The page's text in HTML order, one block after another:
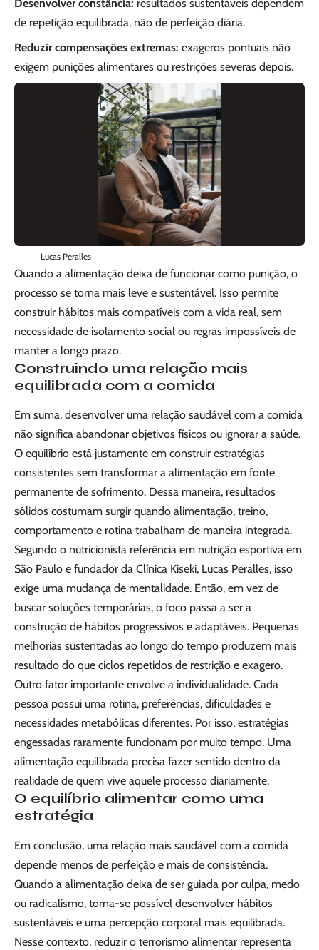
Desenvolver constância: resultados sustentáveis dependem
de repetição equilibrada, não de perfeição diária.
Reduzir compensações extremas: exageros pontuais não
exigem punições alimentares ou restrições severas depois.
Lucas Peralles
Quando a alimentação deixa de funcionar como punição, o
processo se torna mais leve e sustentável. Isso permite
construir hábitos mais compatíveis com a vida real, sem
necessidade de isolamento social ou regras impossíveis de
manter a longo prazo.
Construindo uma relação mais
equilibrada com a comida
Em suma, desenvolver uma relação saudável com a comida
não significa abandonar objetivos físicos ou ignorar a saúde.
O equilíbrio está justamente em construir estratégias
consistentes sem transformar a alimentação em fonte
permanente de sofrimento. Dessa maneira, resultados
sólidos costumam surgir quando alimentação, treino,
comportamento e rotina trabalham de maneira integrada.
Segundo o nutricionista referência em nutrição esportiva em
São Paulo e fundador da Clínica Kiseki, Lucas Peralles, isso
exige uma mudança de mentalidade. Então, em vez de
buscar soluções temporárias, o foco passa a ser a
construção de hábitos progressivos e adaptáveis. Pequenas
melhorias sustentadas ao longo do tempo produzem mais
resultado do que ciclos repetidos de restrição e exagero.
Outro fator importante envolve a individualidade. Cada
pessoa possui uma rotina, preferências, dificuldades e
necessidades metabólicas diferentes. Por isso, estratégias
engessadas raramente funcionam por muito tempo. Uma
alimentação equilibrada precisa fazer sentido dentro da
realidade de quem vive aquele processo diariamente.
O equilíbrio alimentar como uma
estratégia
Em conclusão, uma relação mais saudável com a comida
depende menos de perfeição e mais de consistência.
Quando a alimentação deixa de ser guiada por culpa, medo
ou radicalismo, torna-se possível desenvolver hábitos
sustentáveis e uma percepção corporal mais equilibrada.
Nesse contexto, reduzir o terrorismo alimentar representa